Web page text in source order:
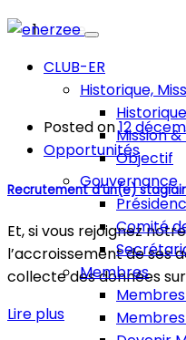
CLUB-ER
Historique,
Historique
Mission &
Objectif
Gouvernance
Comité
Membres
Home
Posted on12
Opportunités
Recrutement d’un(e)
Et, si vous rejoignez
l’accroissement de ses
collecte des données
Lire plus